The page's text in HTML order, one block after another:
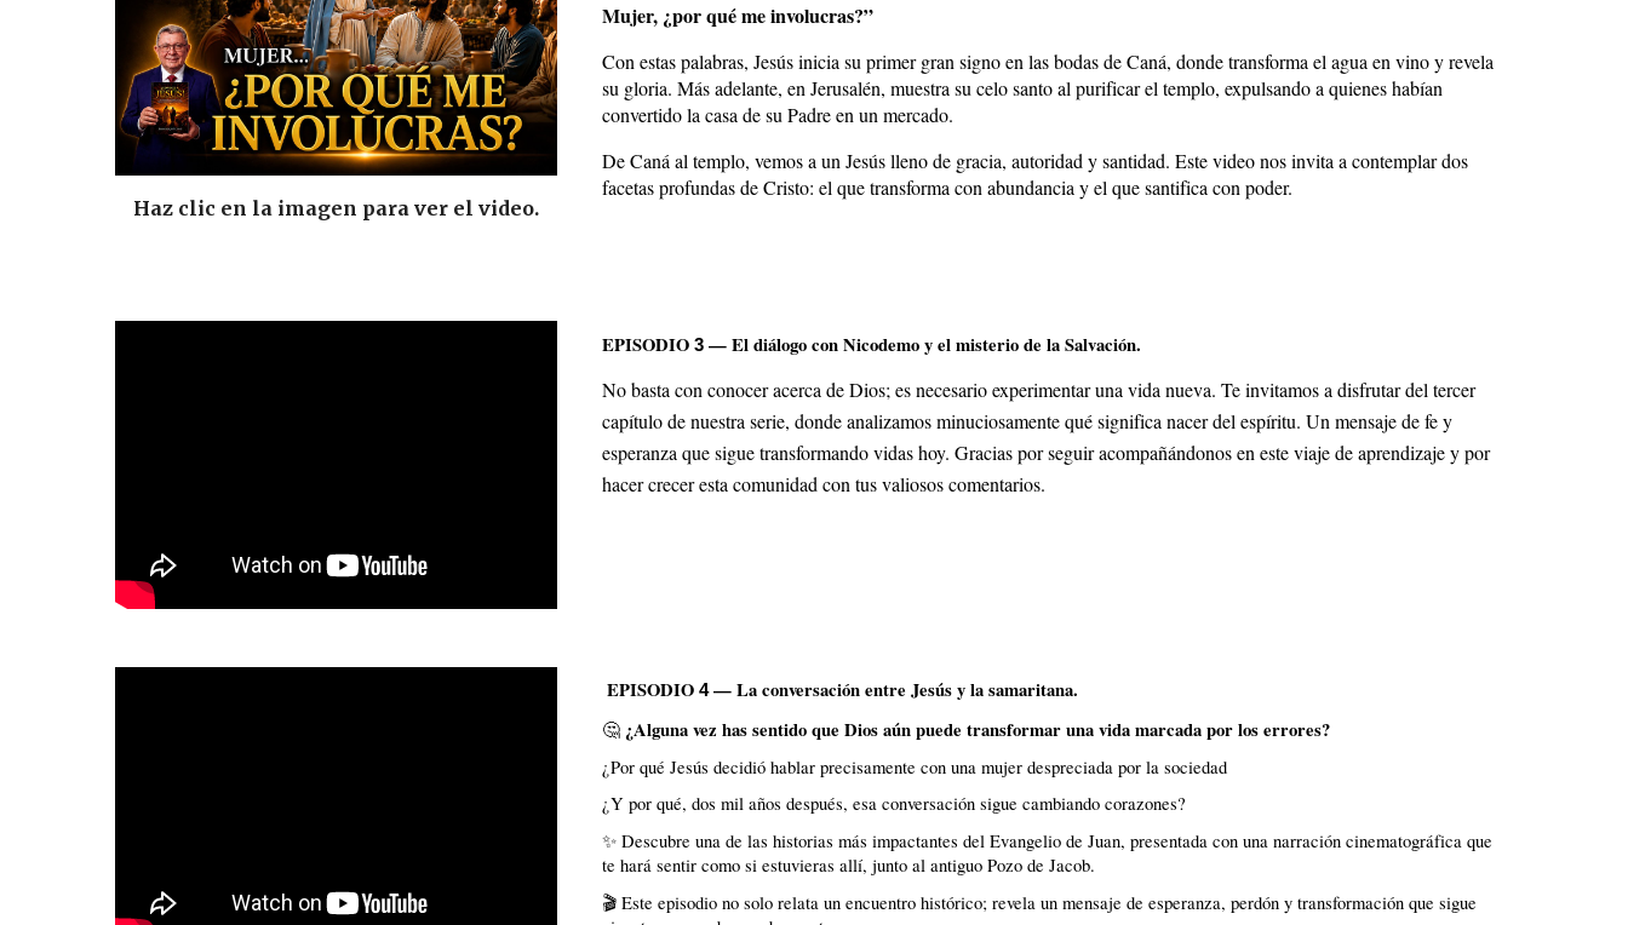
Haz clic en la imagen para ver el video.
Mujer, ¿por qué me involucras?”
Con estas palabras, Jesús inicia su primer gran signo en las bodas de Caná, donde transforma el agua en vino y revela
su gloria. Más adelante, en Jerusalén, muestra su celo santo al purificar el templo, expulsando a quienes habían
convertido la casa de su Padre en un mercado.
De Caná al templo, vemos a un Jesús lleno de gracia, autoridad y santidad. Este video nos invita a contemplar dos
facetas profundas de Cristo: el que transforma con abundancia y el que santifica con poder.
EPISODIO3— El diálogo con Nicodemo y el misterio de la Salvación.
No basta con conocer acerca de Dios; es necesario experimentar una vida nueva. Te invitamos a disfrutar del tercer
capítulo de nuestra serie, donde analizamos minuciosamente qué significa nacer del espíritu. Un mensaje de fe y
esperanza que sigue transformando vidas hoy. Gracias por seguir acompañándonos en este viaje de aprendizaje y por
hacer crecer esta comunidad con tus valiosos comentarios.
EPISODIO4—La conversación entre Jesús y la samaritana.
🤔 ¿Alguna vez has sentido que Dios aún puede transformar una vida marcada por los errores?
¿Por qué Jesús decidió hablar precisamente con una mujer despreciada por la sociedad
¿Y por qué, dos mil años después, esa conversación sigue cambiando corazones?
✨ Descubre una de las historias más impactantes del Evangelio de Juan, presentada con una narración cinematográfica que
te hará sentir como si estuvieras allí, junto al antiguo Pozo de Jacob.
🎬 Este episodio no solo relata un encuentro histórico; revela un mensaje de esperanza, perdón y transformación que sigue